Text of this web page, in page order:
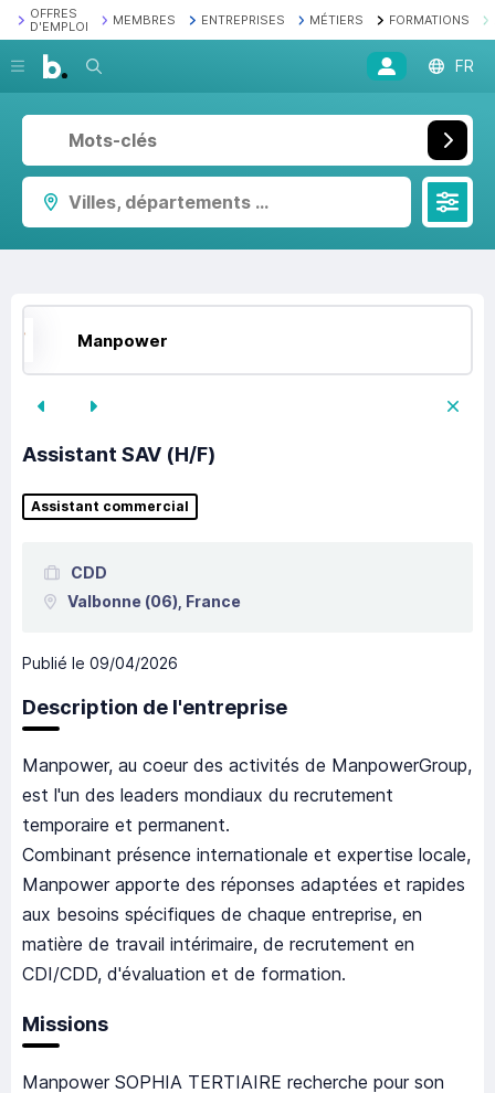
OFFRES
D'EMPLOI
MEMBRES ENTREPRISES MÉTIERS FORMATIONS
Recherche FR
Villes, départements ...
Manpower
Assistant SAV (H/F)
Assistant commercial
CDD
Valbonne (06), France
Publié le 09/04/2026
Description de l'entreprise
Manpower, au coeur des activités de ManpowerGroup,
est l'un des leaders mondiaux du recrutement
temporaire et permanent.
Combinant présence internationale et expertise locale,
Manpower apporte des réponses adaptées et rapides
aux besoins spécifiques de chaque entreprise, en
matière de travail intérimaire, de recrutement en
CDI/CDD, d'évaluation et de formation.
Missions
Manpower SOPHIA TERTIAIRE recherche pour son